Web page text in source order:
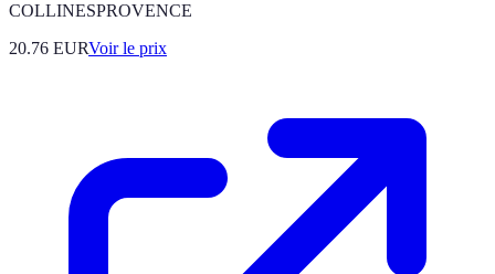
COLLINESPROVENCE
20.76 EURVoir le prix